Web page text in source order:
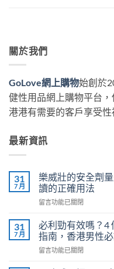
關於我們
GoLove網上購物始創於
健性用品網上購物平台
港港有需要的客戶享受性
最新資訊
31
7 月
樂威壯的安全劑
讀的正確用法
在
威
壯
的
安
留言功能已關閉
31
7 月
必利勁有效嗎？4
指南，香港男性
在
留言功能已關閉